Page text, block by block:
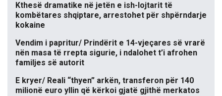
Kthesë dramatike në jetën e ish-lojtarit të
kombëtares shqiptare, arrestohet për shpërndarje
kokaine
Vendim i papritur/ Prindërit e 14-vjeçares së vrarë
nën masa të rrepta sigurie, i ndalohet t’i afrohen
familjes së autorit
E kryer/ Reali “thyen” arkën, transferon për 140
milionë euro yllin që kërkoi gjatë gjithë merkatos